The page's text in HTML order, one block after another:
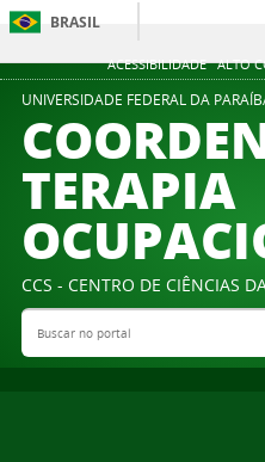
ACESSIBILIDADE ALTO
BRASIL
UNIVERSIDADE FEDERAL DA
TERAPIA
CCS - CENTRO DE CIÊNCIAS
Buscar no portal